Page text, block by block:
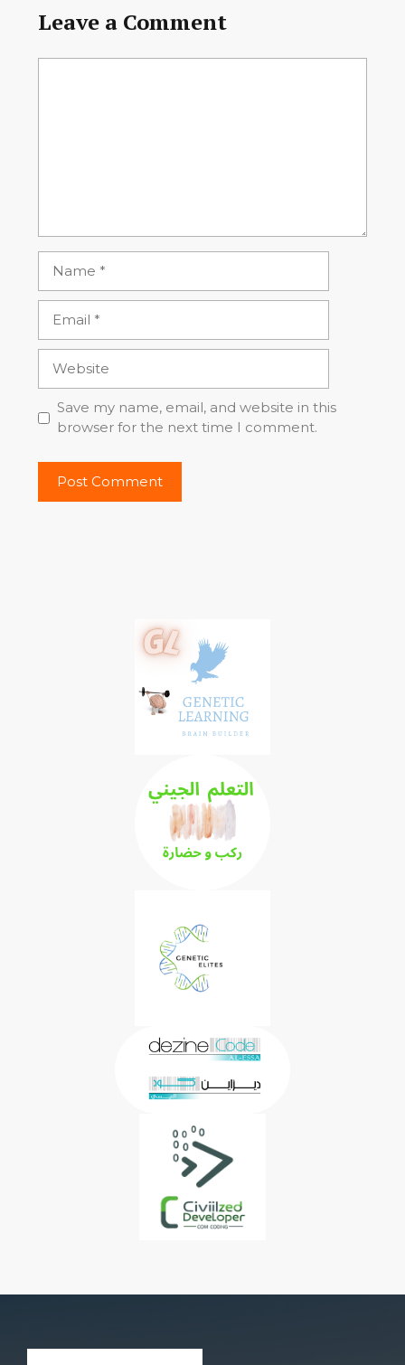
Leave a Comment
Save my name, email, and website in this
browser for the next time I comment.